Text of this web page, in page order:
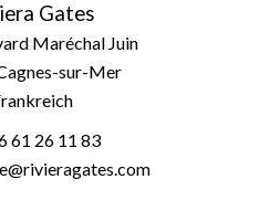
Gates
Maréchal Juin
sur-Mer
61 26 11 83